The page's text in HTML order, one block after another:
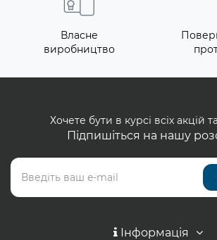
Власне
виробництво
Хочете бути в курсі всіх акцій
Підпишіться на нашу
Інформація